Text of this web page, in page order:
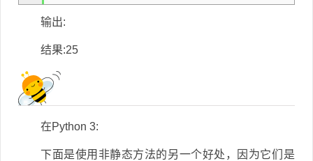
输出:
结果:25
在Python 3:
下面是使用非静态方法的另一个好处，因为它们是